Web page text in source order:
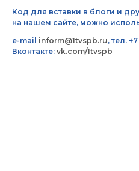
Код для вставки в блоги и
на нашем сайте, можно
e-mail inform@1tvspb.ru, тел.
Вконтакте: vk.com/1tvspb